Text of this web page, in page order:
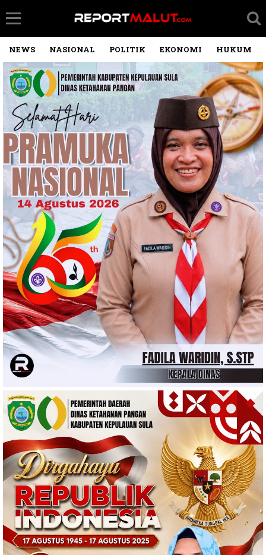
NEWS NASIONAL POLITIK EKONOMI HUKUM